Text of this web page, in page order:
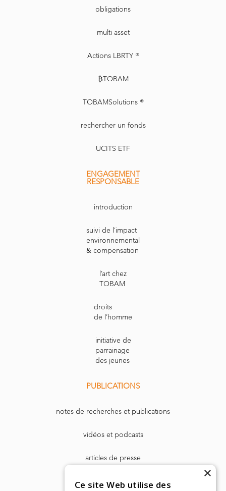
obligations
multi asset
Actions LBRTY ®
₿TOBAM
TOBAMSolutions ®
rechercher un fonds
UCITS ETF
ENGAGEMENT
RESPONSABLE
introduction
suivi de l’impact
environnemental
& compensation
l’art chez
TOBAM
droits
de l’homme
initiative de
parrainage
des jeunes
PUBLICATIONS
notes de recherches et publications
vidéos et podcasts
articles de presse
Dr. Harry Markowitz
×
Ce site Web utilise des